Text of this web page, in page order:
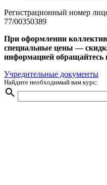
Регистрационный номер
77/00350389
При оформлении
специальные цены —
информацией обращайтесь
Учредительные документы
Найдите необходимый вам курс:
search